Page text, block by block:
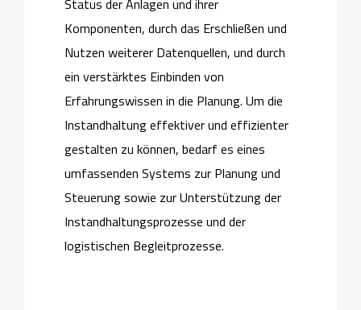
Status der Anlagen und ihrer
Komponenten, durch das Erschließen und
Nutzen weiterer Datenquellen, und durch
ein verstärktes Einbinden von
Erfahrungswissen in die Planung. Um die
Instandhaltung effektiver und effizienter
gestalten zu können, bedarf es eines
umfassenden Systems zur Planung und
Steuerung sowie zur Unterstützung der
Instandhaltungsprozesse und der
logistischen Begleitprozesse.